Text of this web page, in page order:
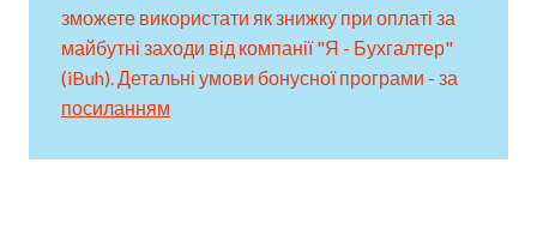
зможете використати як знижку при оплаті за
майбутні заходи від компанії "Я - Бухгалтер"
(iBuh). Детальні умови бонусної програми - за
посиланням